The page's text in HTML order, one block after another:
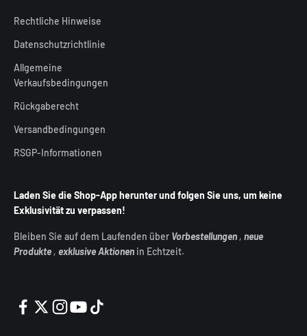
Rechtliche Hinweise
Datenschutzrichtlinie
Allgemeine
Verkaufsbedingungen
Rückgaberecht
Versandbedingungen
RSGP-Informationen
Laden Sie die Shop-App herunter und folgen Sie uns, um keine
Exklusivität zu verpassen!
Bleiben Sie auf dem Laufenden über Vorbestellungen , neue
Produkte , exklusive Aktionen in Echtzeit.